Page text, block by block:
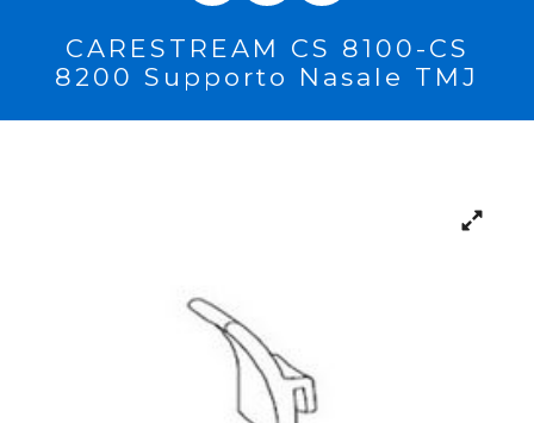
ASSISTENZA
CHI SIAMO
PRODOTTI
CARESTREAM CS 8100-CS
8200 Supporto Nasale TMJ